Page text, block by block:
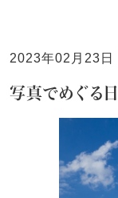
2023年02月23日
写真でめぐる日